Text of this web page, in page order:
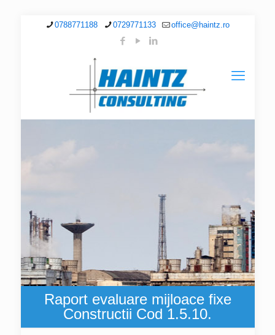
0788771188 0729771133 office@haintz.ro
Raport evaluare mijloace fixe
Constructii Cod 1.5.10.